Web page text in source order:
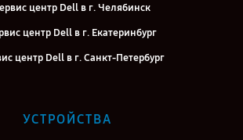
центр Dell в г. Челябинск
центр Dell в г. Екатеринбург
центр Dell в г. Санкт-Петербург
УСТРОЙСТВА